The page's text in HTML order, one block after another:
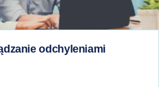
odchyleniami